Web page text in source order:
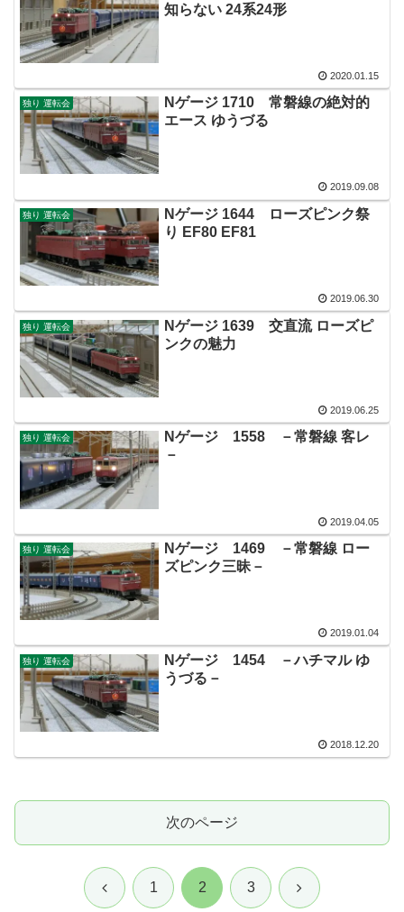
知らない 24系24形
2020.01.15
独り 運転会
Nゲージ 1710 常磐線の絶対的
エース ゆうづる
2019.09.08
独り 運転会
Nゲージ 1644 ローズピンク祭
り EF80 EF81
2019.06.30
独り 運転会
Nゲージ 1639 交直流 ローズピ
ンクの魅力
2019.06.25
独り 運転会
Nゲージ 1558 －常磐線 客レ
－
2019.04.05
独り 運転会
Nゲージ 1469 －常磐線 ロー
ズピンク三昧－
2019.01.04
独り 運転会
Nゲージ 1454 －ハチマル ゆ
うづる－
2018.12.20
次のページ
前 1 2 3 次